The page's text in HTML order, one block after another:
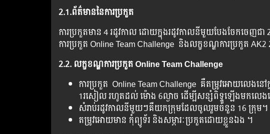
2.1.ព័ត៌មាននៃការប្រកួត
ការប្រកួតមាន 4 រដូវកាល ដោយក្នុងរដូវកាលនីមួយបែងចែកចេញជ
ការប្រកួត Online Team Challenge និងលក្ខខណ្ឌការប្រកួត​
2.2. លក្ខខណ្ឌការប្រកួត Online Team Challenge
ការប្រកួត Online Team Challenge គឺតម្រូវអោយលេងនៅ
1រសៀល រហូតដល់ ម៉ោង 6ល្ងាច ដើម្បីសន្សំពិទ្ទុឡើងមកលេង
សំរាប់រដូវកាលនីមួយៗគឺយកក្រុមដែលចូលរួមចំនួន 16 ក្រុម។
តម្រូវអោយមាន កុំព្យូទ័រ និងសម្ភារៈប្រកួតដោយខ្លួនឯង ។